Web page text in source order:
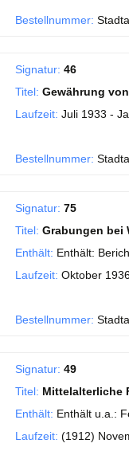
Bestellnummer:
Signatur: 46
Titel: Gewährung
Laufzeit: Juli 1933 -
Bestellnummer:
Signatur: 75
Titel: Grabungen bei
Enthält: Enthält:
Laufzeit: Oktober
Bestellnummer:
Signatur: 49
Titel: Mittelalterliche
Enthält: Enthält u.a.:
Laufzeit: (1912)